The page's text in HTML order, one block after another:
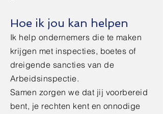
Hoe ik jou kan helpen
Ik help ondernemers die te maken
krijgen met inspecties, boetes of
dreigende sancties van de
Arbeidsinspectie.
Samen zorgen we dat jij voorbereid
bent, je rechten kent en onnodige